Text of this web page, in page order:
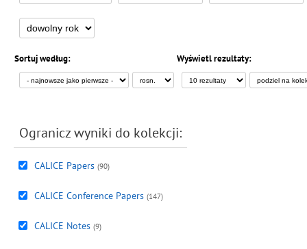
Sortuj według: Wyświetl rezultaty:
Ogranicz wyniki do kolekcji:
CALICE Papers (90)
CALICE Conference Papers (147)
CALICE Notes (9)